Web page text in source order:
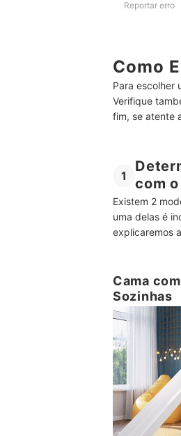
Reportar erro
Como
Para escolher
Verifique
fim, se atente
1
com
Existem 2
uma delas é
explicaremos
Cama
Sozinhas